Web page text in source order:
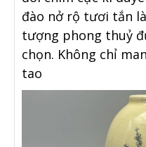
đào nở rộ tươi tắn
tượng phong thuỷ
chọn. Không chỉ
tao